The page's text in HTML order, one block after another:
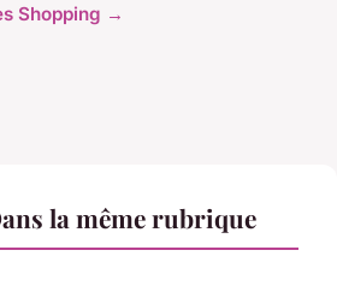
Shopping →
la même rubrique